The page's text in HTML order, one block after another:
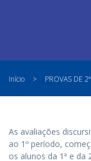
Início > PROVAS DE
As avaliações
ao 1º período,
os alunos da 1ª e da